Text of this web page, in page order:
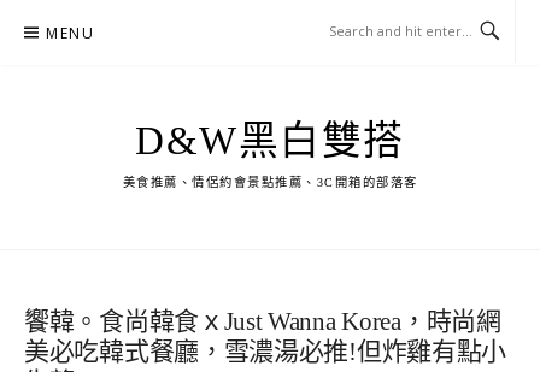
MENU
D&W黑白雙搭
美食推薦、情侶約會景點推薦、3C開箱的部落客
饗韓。食尚韓食ｘJust Wanna Korea，時尚網
美必吃韓式餐廳，雪濃湯必推!但炸雞有點小